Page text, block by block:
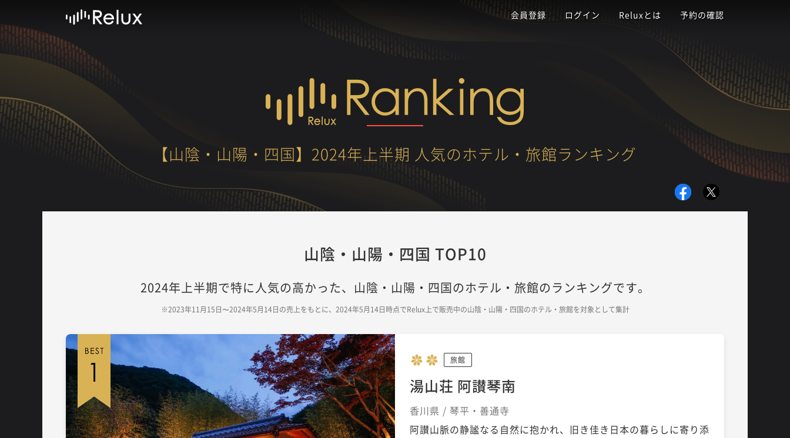
会員登録 ログイン Reluxとは 予約の確認
【山陰・山陽・四国】2024年上半期 人気のホテル・旅館ランキング
山陰・山陽・四国 TOP10
2024年上半期で特に人気の高かった、山陰・山陽・四国のホテル・旅館のランキングです。
※2023年11月15日〜2024年5月14日の売上をもとに、2024年5月14日時点でRelux上で販売中の山陰・山陽・四国のホテル・旅館を対象として集計
旅館
湯山荘 阿讃琴南
香川県 / 琴平・善通寺
阿讃山脈の静謐なる自然に抱かれ、旧き佳き日本の暮らしに寄り添